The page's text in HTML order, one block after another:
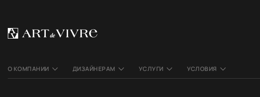
О КОМПАНИИ ДИЗАЙНЕРАМ УСЛУГИ УСЛОВИЯ